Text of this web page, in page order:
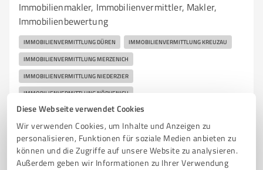
Diese Webseite verwendet Cookies
Wir verwenden Cookies, um Inhalte und Anzeigen zu
personalisieren, Funktionen für soziale Medien anbieten zu
können und die Zugriffe auf unsere Website zu analysieren.
Außerdem geben wir Informationen zu Ihrer Verwendung
Immobilienmakler, Immobilienvermittler, Makler,
Immobilienbewertung
IMMOBILIENVERMITTLUNG DÜREN IMMOBILIENVERMITTLUNG KREUZAU
IMMOBILIENVERMITTLUNG MERZENICH
IMMOBILIENVERMITTLUNG NIEDERZIER
IMMOBILIENVERMITTLUNG NÖRVENICH
IMMOBILIENVERMITTLUNG VETTWEISS IMMOBILIENMAKLER
IMMOBILIENMAKLER DÜREN MAKLER MAKLER DÜREN
IMMOBILIEN DÜREN BEWERTUNG
HAUS VERKAUFEN DÜREN MAKLERBÜRO DÜREN EIGENTUMSWOHNUNG